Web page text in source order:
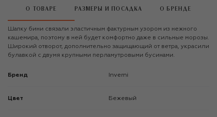
О ТОВАРЕ РАЗМЕРЫ И ПОСАДКА О БРЕНДЕ
Шапку бини связали эластичным фактурным узором из нежного
кашемира, поэтому в ней будет комфортно даже в сильные морозы.
Широкий отворот, дополнительно защищающий от ветра, украсили
булавкой с двумя крупными перламутровыми бусинами.
Бренд Inverni
Цвет Бежевый